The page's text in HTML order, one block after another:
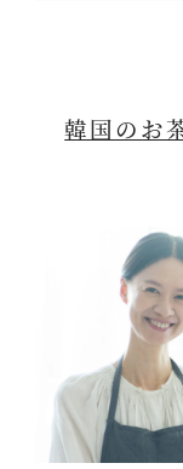
韓国のお